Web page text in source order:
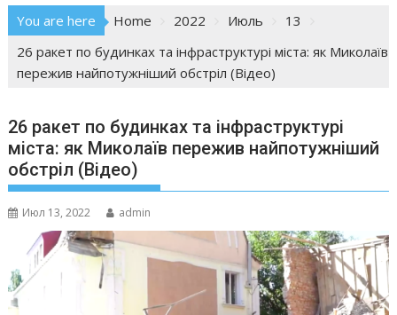
You are here Home 2022 Июль
13
26 ракет по будинках та інфраструктурі міста: як Миколаїв
пережив найпотужніший обстріл (Відео)
26 ракет по будинках та інфраструктурі
міста: як Миколаїв пережив найпотужніший
обстріл (Відео)
Июл 13, 2022 admin